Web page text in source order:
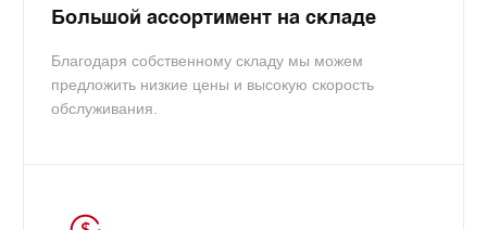
Большой ассортимент на складе
Благодаря собственному складу мы можем
предложить низкие цены и высокую скорость
обслуживания.